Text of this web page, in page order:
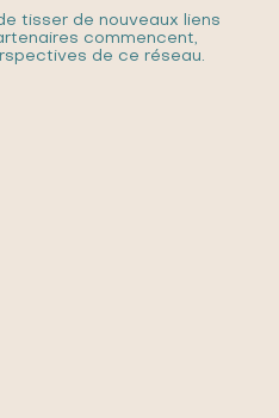
tisser de nouveaux liens
commencent,
de ce réseau.